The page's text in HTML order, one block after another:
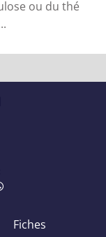
ou du thé
Fiches